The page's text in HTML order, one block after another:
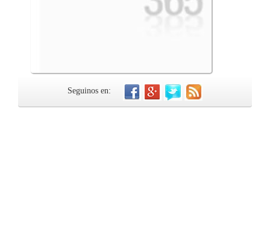
Seguinos en: